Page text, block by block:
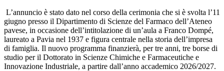
L’annuncio è stato dato nel corso della cerimonia che si è svolta l’11
giugno presso il Dipartimento di Scienze del Farmaco dell’Ateneo
pavese, in occasione dell’intitolazione di un’aula a Franco Dompé,
laureato a Pavia nel 1937 e figura centrale nella storia dell’impresa
di famiglia. Il nuovo programma finanzierà, per tre anni, tre borse di
studio per il Dottorato in Scienze Chimiche e Farmaceutiche e
Innovazione Industriale, a partire dall’anno accademico 2026/2027.